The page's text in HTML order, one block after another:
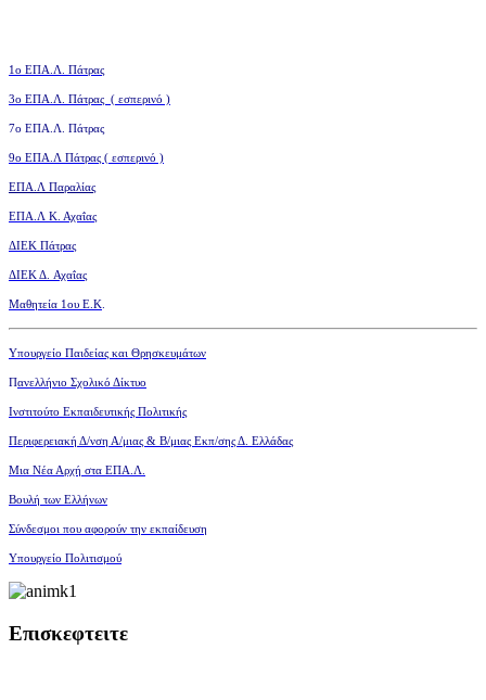
1ο ΕΠΑ.Λ. Πάτρας
3ο ΕΠΑ.Λ. Πάτρας ( εσπερινό )
7ο ΕΠΑ.Λ. Πάτρας
9ο ΕΠΑ.Λ Πάτρας ( εσπερινό )
ΕΠΑ.Λ Παραλίας
ΕΠΑ.Λ Κ. Αχαΐας
ΔΙΕΚ Πάτρας
ΔΙΕΚ Δ. Αχαΐας
Μαθητεία 1ου Ε.Κ.
Υπουργείο Παιδείας και Θρησκευμάτων
Πανελλήνιο Σχολικό Δίκτυο
Ινστιτούτο Εκπαιδευτικής Πολιτικής
Περιφερειακή Δ/νση Α/μιας & Β/μιας Εκπ/σης Δ. Ελλάδας
Μια Νέα Αρχή στα ΕΠΑ.Λ.
Βουλή των Ελλήνων
Σύνδεσμοι που αφορούν την εκπαίδευση
Υπουργείο Πολιτισμού
Επισκεφτειτε